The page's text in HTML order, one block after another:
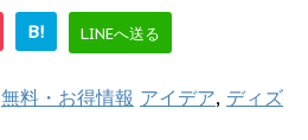
B! LINEへ送る
無料・お得情報 アイデア, ディズ